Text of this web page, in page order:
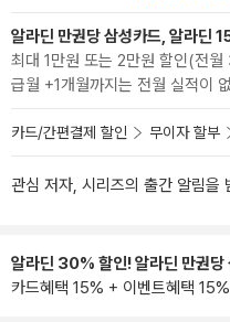
알라딘 만권당 삼성카드, 알라딘
최대 1만원 또는 2만원 할인(전
급월 +1개월까지는 전월 실적이
카드/간편결제 할인 무이자 할부
관심 저자, 시리즈의 출간 알림을
알라딘 30% 할인! 알라딘 만권당
카드혜택 15% + 이벤트혜택